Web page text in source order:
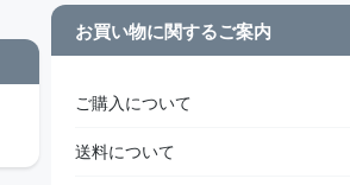
お買い物に関するご案内
ご購入について
送料について